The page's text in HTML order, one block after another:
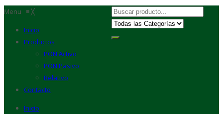
Menu ≡╳
Inicio
Productos
PON Activo
PON Pasivo
Relativo
Contacto
Inicio